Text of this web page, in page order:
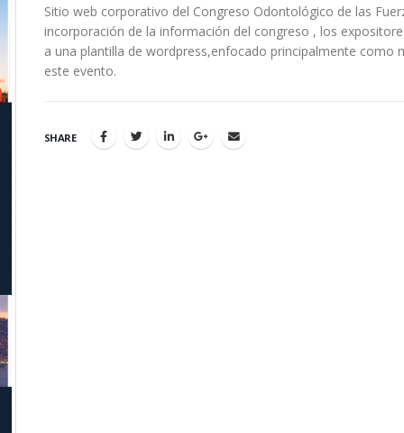
Sitio web corporativo del Congreso Odontológico de las
incorporación de la información del congreso , los
a una plantilla de wordpress,enfocado principalmente
este evento.
SHARE